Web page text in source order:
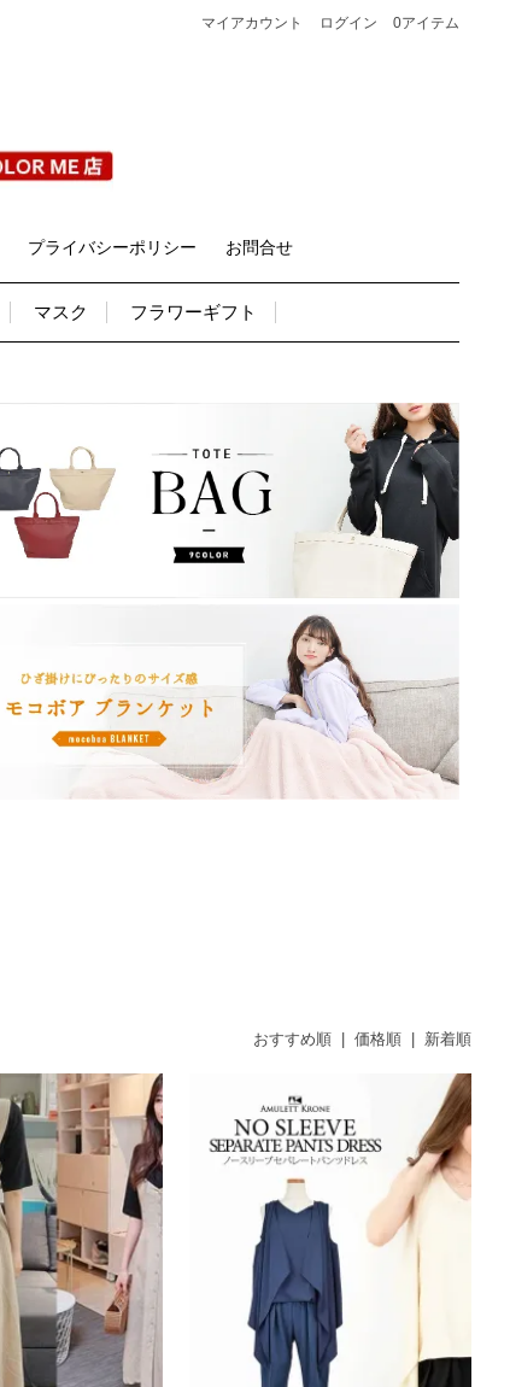
0アイテム
ログイン
マイアカウント
プライバシーポリシー お問合せ
マスク フラワーギフト
おすすめ順 価格順 新着順